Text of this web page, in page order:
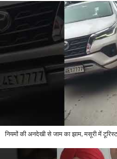
नियमों की अनदेखी से जाम का झाम, मसूरी में